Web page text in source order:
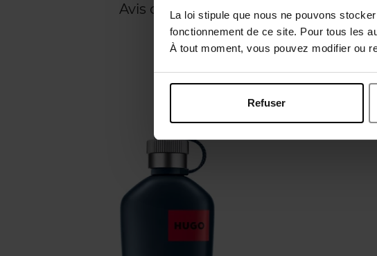
La loi stipule que nous ne pouvons
fonctionnement de ce site. Pour tous les
À tout moment, vous pouvez modifier ou
Refuser
Avis client